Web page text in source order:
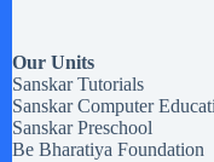
Our Units
Sanskar Tutorials
Sanskar Computer
Sanskar Preschool
Be Bharatiya Foundation